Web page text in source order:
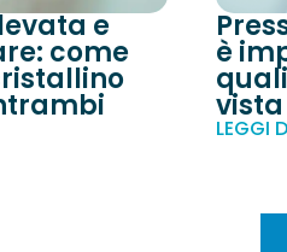
e
come è
vista
LEGGI